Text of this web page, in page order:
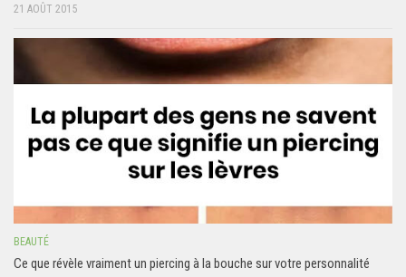
21 AOÛT 2015
BEAUTÉ
Ce que révèle vraiment un piercing à la bouche sur votre personnalité